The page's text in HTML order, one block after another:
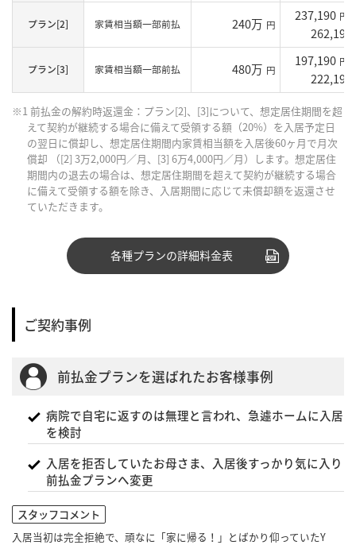
プラン[2] 家賃相当額一部前払 240万 円
237,190 円
262,190
プラン[3] 家賃相当額一部前払 480万 円
197,190 円
222,190
※1 前払金の解約時返還金：プラン[2]、[3]について、想定居住期間を超
えて契約が継続する場合に備えて受領する額（20%）を入居予定日
の翌日に償却し、想定居住期間内家賃相当額を入居後60ヶ月で月次
償却 （[2] 3万2,000円／月、[3] 6万4,000円／月）します。想定居住
期間内の退去の場合は、想定居住期間を超えて契約が継続する場合
に備えて受領する額を除き、入居期間に応じて未償却額を返還させ
ていただきます。
各種プランの詳細料金表
ご契約事例
前払金プランを選ばれたお客様事例
病院で自宅に返すのは無理と言われ、急遽ホームに入居
を検討
入居を拒否していたお母さま、入居後すっかり気に入り
前払金プランへ変更
スタッフコメント
入居当初は完全拒絶で、頑なに「家に帰る！」とばかり仰っていたY